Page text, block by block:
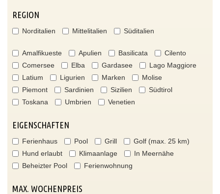
REGION
Norditalien Mittelitalien Süditalien
Amalfikueste Apulien Basilicata
Cilento
Comersee
Elba Gardasee
Lago Maggiore
Latium
Ligurien Marken
Molise
Piemont
Sardinien Sizilien
Südtirol
Toskana
Umbrien Venetien
EIGENSCHAFTEN
Ferienhaus Pool Grill
Golf (max. 25 km)
Hund erlaubt
Klimaanlage
In Meernähe
Beheizter Pool
Ferienwohnung
MAX. WOCHENPREIS